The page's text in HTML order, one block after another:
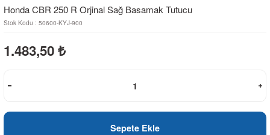
Honda CBR 250 R Orjinal Sağ Basamak Tutucu
Stok Kodu : 50600-KYJ-900
1.483,50 ₺
Sepete Ekle